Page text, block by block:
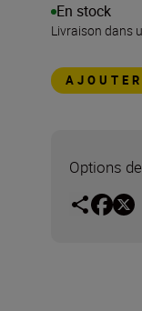
En stock
Livraison dans
Options